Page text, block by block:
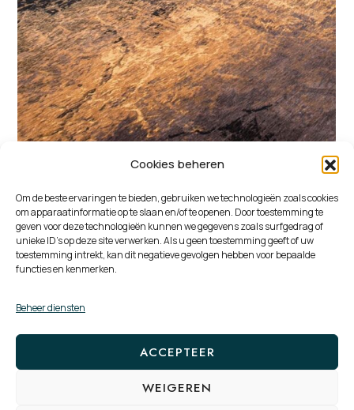
Cookies beheren
Om de beste ervaringen te bieden, gebruiken we technologieën zoals cookies
om apparaatinformatie op te slaan en/of te openen. Door toestemming te
geven voor deze technologieën kunnen we gegevens zoals surfgedrag of
unieke ID's op deze site verwerken. Als u geen toestemming geeft of uw
toestemming intrekt, kan dit negatieve gevolgen hebben voor bepaalde
functies en kenmerken.
Beheer diensten
ACCEPTEER
WEIGEREN
Louis de Poortere Mad Men
Cracks
PAGE
1 PAGE
2 PAGE
3 →